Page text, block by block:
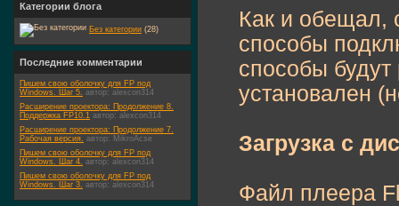
Как и обещал,
способы
способы
установален
Загрузка с
Файл плеера
Категории блога
Без категории (28)
Последние комментарии
Пишем свою оболочку для FP под
Windows. Шаг 5. автор: alexcon314
Расширение проектора: Продолжение 8.
Поддержка FP10.1 автор: alexcon314
Расширение проектора: Продолжение 7.
Рабочая версия. автор: MikroAcse
Пишем свою оболочку для FP под
Windows. Шаг 4. автор: alexcon314
Пишем свою оболочку для FP под
Windows. Шаг 3. автор: alexcon314